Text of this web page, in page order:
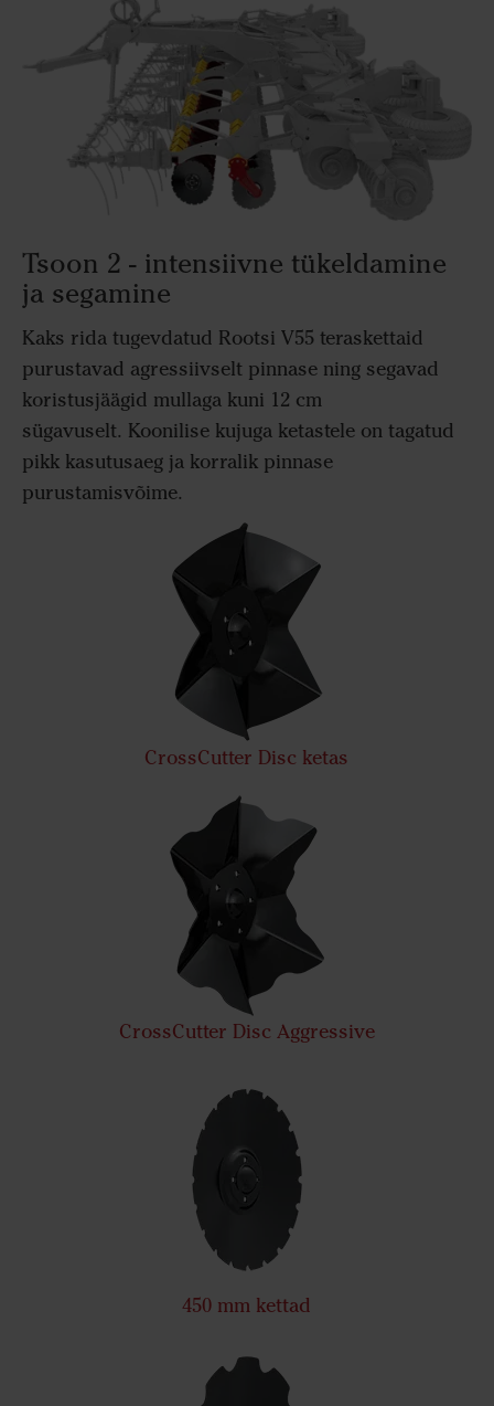
Tsoon 2 - intensiivne tükeldamine
ja segamine
Kaks rida tugevdatud Rootsi V55 teraskettaid
purustavad agressiivselt pinnase ning segavad
koristusjäägid mullaga kuni 12 cm
sügavuselt. Koonilise kujuga ketastele on tagatud
pikk kasutusaeg ja korralik pinnase
purustamisvõime.
CrossCutter Disc ketas
CrossCutter Disc Aggressive
450 mm kettad